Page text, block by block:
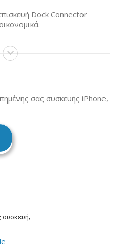
Dock Connector
σας συσκευής iPhone,
συσκευή;